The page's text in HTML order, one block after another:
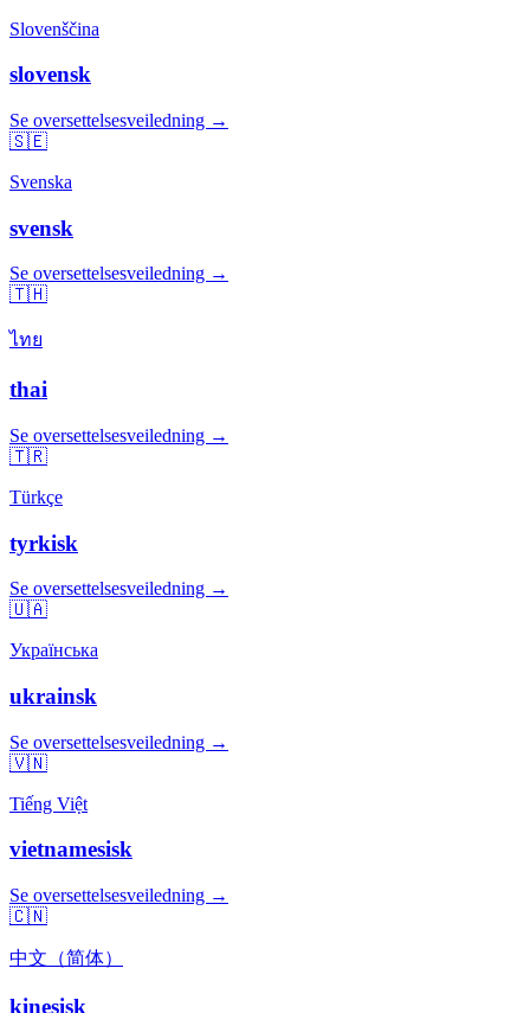
Slovenščina
slovensk
Se oversettelsesveiledning →
🇸🇪
Svenska
svensk
Se oversettelsesveiledning →
🇹🇭
ไทย
thai
Se oversettelsesveiledning →
🇹🇷
Türkçe
tyrkisk
Se oversettelsesveiledning →
🇺🇦
Українська
ukrainsk
Se oversettelsesveiledning →
🇻🇳
Tiếng Việt
vietnamesisk
Se oversettelsesveiledning →
🇨🇳
中文（简体）
kinesisk